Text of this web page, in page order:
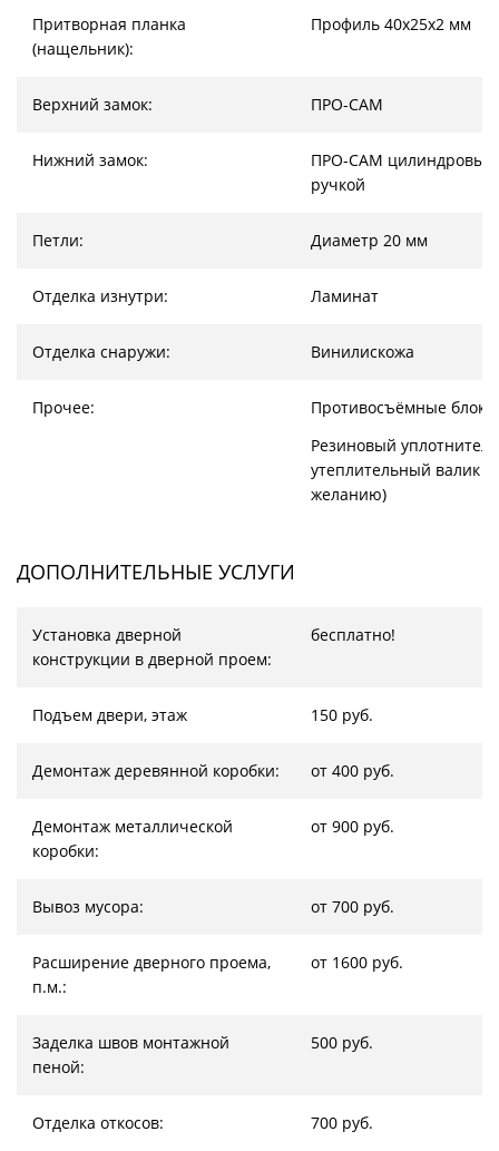
Притворная планка
(нащельник):
Профиль 40х25х2 мм
Верхний замок: ПРО-САМ
Нижний замок:
ПРО-САМ цилиндровый
ручкой
Петли: Диаметр 20 мм
Отделка изнутри: Ламинат
Отделка снаружи: Винилискожа
Прочее:
Противосъёмные
Резиновый
утеплительный валик
желанию)
ДОПОЛНИТЕЛЬНЫЕ УСЛУГИ
Установка дверной
конструкции в дверной проем:
бесплатно!
Подъем двери, этаж 150 руб.
Демонтаж деревянной коробки: от 400 руб.
Демонтаж металлической
коробки:
от 900 руб.
Вывоз мусора: от 700 руб.
Расширение дверного проема,
п.м.:
от 1600 руб.
Заделка швов монтажной
пеной:
500 руб.
Отделка откосов: 700 руб.